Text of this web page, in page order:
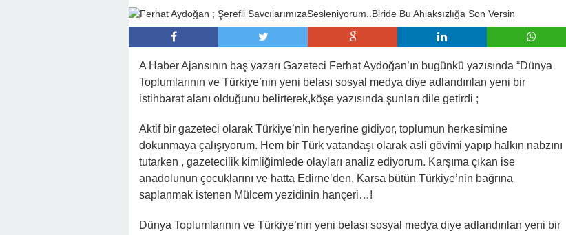
A Haber Ajansının baş yazarı Gazeteci Ferhat Aydoğan’ın bugünkü yazısında “Dünya
Toplumlarının ve Türkiye’nin yeni belası sosyal medya diye adlandırılan yeni bir
istihbarat alanı olduğunu belirterek,köşe yazısında şunları dile getirdi ;
Aktif bir gazeteci olarak Türkiye’nin heryerine gidiyor, toplumun herkesimine
dokunmaya çalışıyorum. Hem bir Türk vatandaşı olarak asli gövimi yapıp halkın nabzını
tutarken , gazetecilik kimliğimlede olayları analiz ediyorum. Karşıma çıkan ise
anadolunun çocuklarını ve hatta Edirne’den, Karsa bütün Türkiye’nin bağrına
saplanmak istenen Mülcem yezidinin hançeri…!
Dünya Toplumlarının ve Türkiye’nin yeni belası sosyal medya diye adlandırılan yeni bir